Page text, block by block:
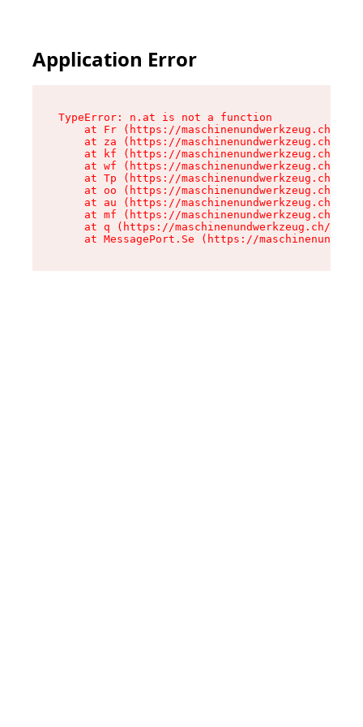
Application Error
TypeError: n.at is not a function
at Fr (https://maschinenundwerkzeug.ch/
at za (https://maschinenundwerkzeug.ch/
at kf (https://maschinenundwerkzeug.ch/
at wf (https://maschinenundwerkzeug.ch/
at Tp (https://maschinenundwerkzeug.ch/
at oo (https://maschinenundwerkzeug.ch/
at au (https://maschinenundwerkzeug.ch/
at mf (https://maschinenundwerkzeug.ch/
at q (https://maschinenundwerkzeug.ch/
at MessagePort.Se (https://